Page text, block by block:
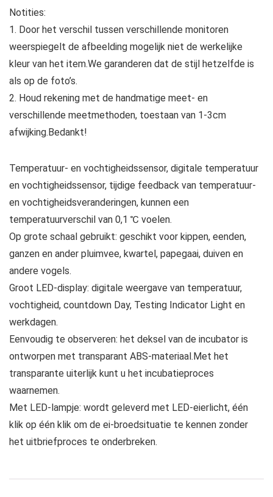
Notities:
1. Door het verschil tussen verschillende monitoren
weerspiegelt de afbeelding mogelijk niet de werkelijke
kleur van het item.We garanderen dat de stijl hetzelfde is
als op de foto’s.
2. Houd rekening met de handmatige meet- en
verschillende meetmethoden, toestaan van 1-3cm
afwijking.Bedankt!
Temperatuur- en vochtigheidssensor, digitale temperatuur
en vochtigheidssensor, tijdige feedback van temperatuur-
en vochtigheidsveranderingen, kunnen een
temperatuurverschil van 0,1 ℃ voelen.
Op grote schaal gebruikt: geschikt voor kippen, eenden,
ganzen en ander pluimvee, kwartel, papegaai, duiven en
andere vogels.
Groot LED-display: digitale weergave van temperatuur,
vochtigheid, countdown Day, Testing Indicator Light en
werkdagen.
Eenvoudig te observeren: het deksel van de incubator is
ontworpen met transparant ABS-materiaal.Met het
transparante uiterlijk kunt u het incubatieproces
waarnemen.
Met LED-lampje: wordt geleverd met LED-eierlicht, één
klik op één klik om de ei-broedsituatie te kennen zonder
het uitbriefproces te onderbreken.